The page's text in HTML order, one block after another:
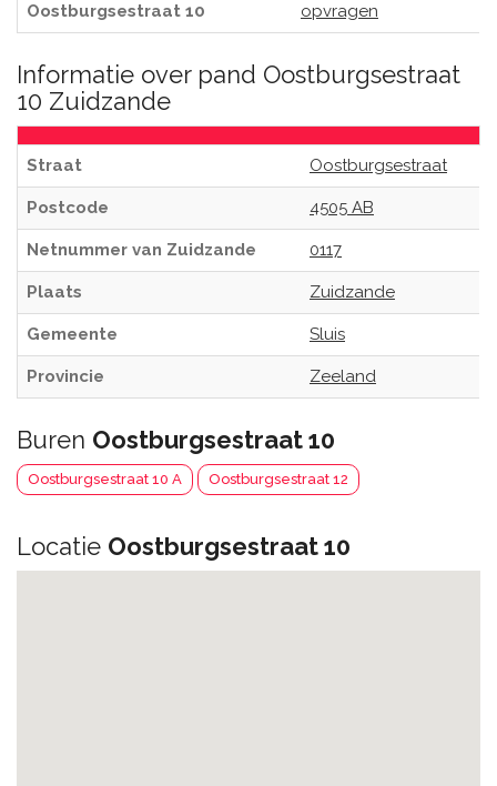
Oostburgsestraat 10
opvragen
Informatie over pand Oostburgsestraat
10 Zuidzande
Straat Oostburgsestraat
Postcode 4505 AB
Netnummer van Zuidzande 0117
Plaats Zuidzande
Gemeente Sluis
Provincie Zeeland
Buren Oostburgsestraat 10
Oostburgsestraat 10 A Oostburgsestraat 12
Locatie Oostburgsestraat 10